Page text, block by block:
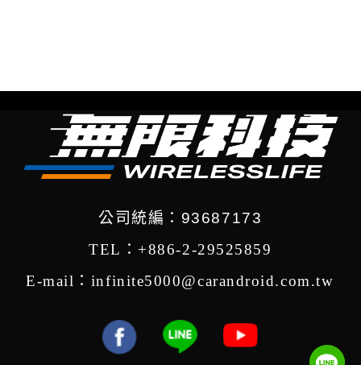
公司統編：93687173
TEL：+886-2-29525859
E-mail：infinite5000@carandroid.com.tw